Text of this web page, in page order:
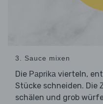
3. Sauce mixen
Die Paprika vierteln,
Stücke schneiden. Die
schälen und grob